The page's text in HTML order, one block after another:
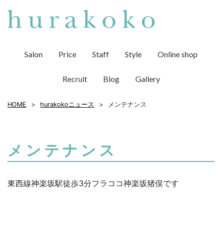
Salon Price Staff Style Online shop
Recruit Blog Gallery
HOME hurakokoニュース メンテナンス
メンテナンス
東西線神楽坂駅徒歩3分フラココ神楽坂猪俣です